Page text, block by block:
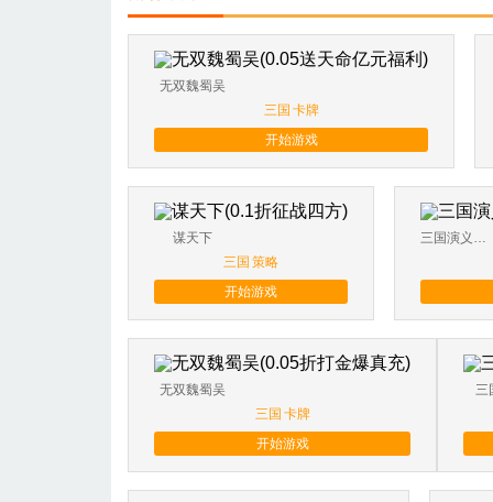
无双魏蜀吴
三国 卡牌
开始游戏
谋天下
三国 策略
开始游戏
三国演义之天策
无双魏蜀吴
三国 卡牌
开始游戏
三